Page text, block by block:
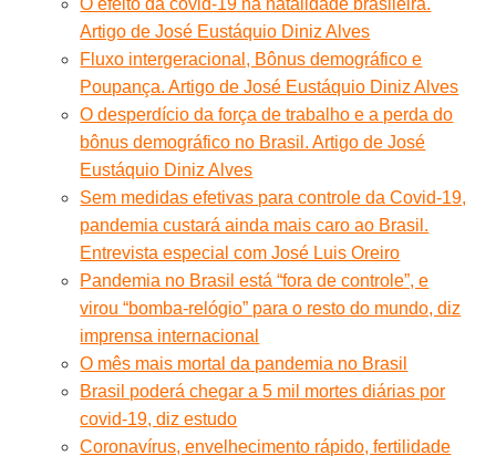
O efeito da covid-19 na natalidade brasileira.
Artigo de José Eustáquio Diniz Alves
Fluxo intergeracional, Bônus demográfico e
Poupança. Artigo de José Eustáquio Diniz Alves
O desperdício da força de trabalho e a perda do
bônus demográfico no Brasil. Artigo de José
Eustáquio Diniz Alves
Sem medidas efetivas para controle da Covid-19,
pandemia custará ainda mais caro ao Brasil.
Entrevista especial com José Luis Oreiro
Pandemia no Brasil está “fora de controle”, e
virou “bomba-relógio” para o resto do mundo, diz
imprensa internacional
O mês mais mortal da pandemia no Brasil
Brasil poderá chegar a 5 mil mortes diárias por
covid-19, diz estudo
Coronavírus, envelhecimento rápido, fertilidade